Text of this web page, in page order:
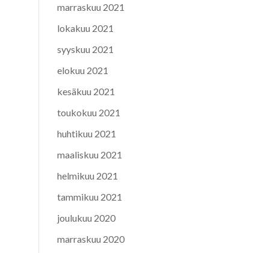
marraskuu 2021
lokakuu 2021
syyskuu 2021
elokuu 2021
kesäkuu 2021
toukokuu 2021
huhtikuu 2021
maaliskuu 2021
helmikuu 2021
tammikuu 2021
joulukuu 2020
marraskuu 2020